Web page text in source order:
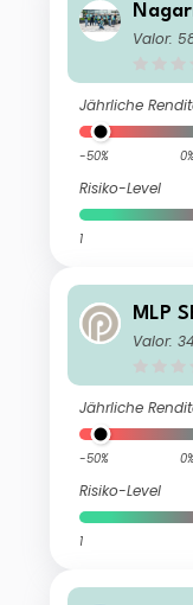
Valor:
Jährliche
-50%
Risiko-Level
1
MLP
Valor:
Jährliche
-50%
Risiko-Level
1